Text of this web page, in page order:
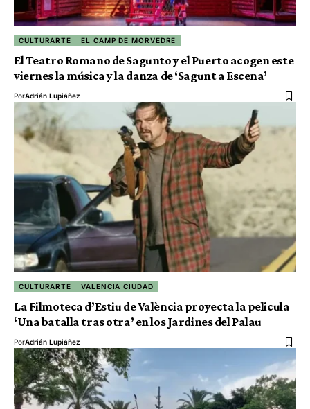
CULTURARTE EL CAMP DE MORVEDRE
El Teatro Romano de Sagunto y el Puerto acogen este
viernes la música y la danza de ‘Sagunt a Escena’
PorAdrián Lupiáñez
CULTURARTE VALENCIA CIUDAD
La Filmoteca d’Estiu de València proyecta la pelicula
‘Una batalla tras otra’ en los Jardines del Palau
PorAdrián Lupiáñez